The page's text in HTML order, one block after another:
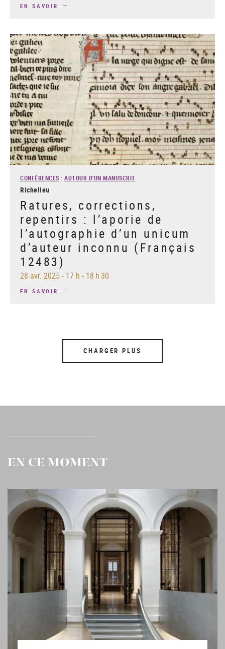
EN SAVOIR
CONFÉRENCES : AUTOUR D'UN MANUSCRIT
Richelieu
Ratures, corrections,
repentirs : l’aporie de
l’autographie d’un unicum
d’auteur inconnu (Français
12483)
28 avr. 2025- 17 h - 18 h 30
EN SAVOIR
CHARGER PLUS
EN CE MOMENT